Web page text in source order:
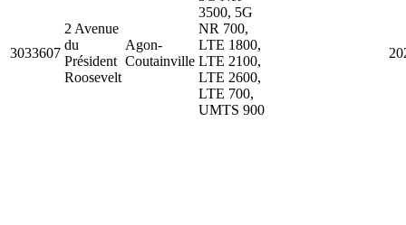
3033607
2 Avenue
du
Président
Roosevelt
Agon-
Coutainville
3500, 5G
NR 700,
LTE 1800,
LTE 2100,
LTE 2600,
LTE 700,
UMTS 900